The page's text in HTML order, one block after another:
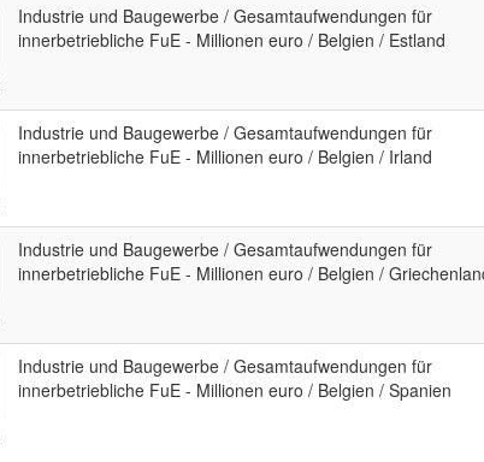
Industrie und Baugewerbe / Gesamtaufwendungen für
innerbetriebliche FuE - Millionen euro / Belgien / Estland
Industrie und Baugewerbe / Gesamtaufwendungen für
innerbetriebliche FuE - Millionen euro / Belgien / Irland
Industrie und Baugewerbe / Gesamtaufwendungen für
innerbetriebliche FuE - Millionen euro / Belgien /
Industrie und Baugewerbe / Gesamtaufwendungen für
innerbetriebliche FuE - Millionen euro / Belgien / Spanien